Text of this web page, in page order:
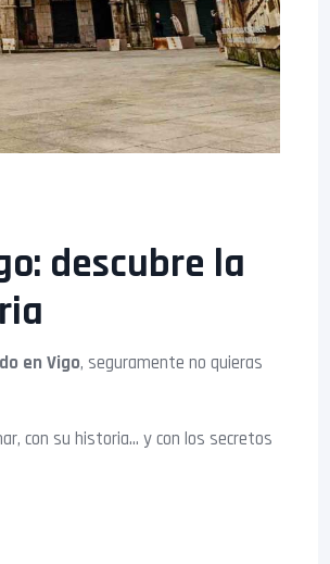
descubre la
en Vigo, seguramente no quieras
con su historia… y con los secretos